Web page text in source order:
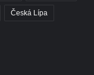
Česká Lípa